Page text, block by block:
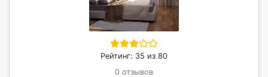
Рейтинг: 35 из 80
0 отзывов